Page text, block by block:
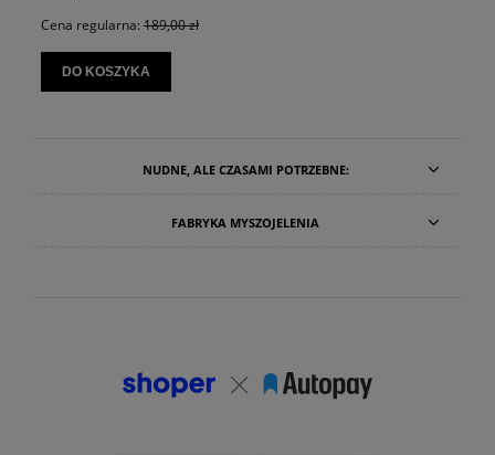
Cena regularna: 189,00 zł
DO KOSZYKA
NUDNE, ALE CZASAMI POTRZEBNE:
FABRYKA MYSZOJELENIA